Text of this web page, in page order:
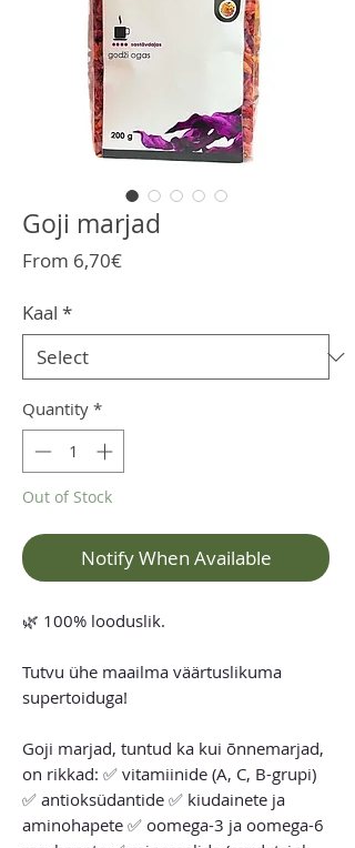
Goji marjad
From 6,70€Sale
Kaal *
Quantity *
Out of Stock
Notify When Available
🌿 100% looduslik.
Tutvu ühe maailma väärtuslikuma
supertoiduga!
Goji marjad, tuntud ka kui õnnemarjad,
on rikkad: ✅ vitamiinide (A, C, B-grupi)
✅ antioksüdantide ✅ kiudainete ja
aminohapete ✅ oomega-3 ja oomega-6